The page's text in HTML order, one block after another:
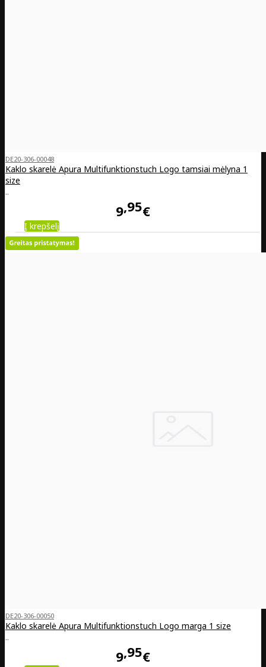
DE20-306-00048
Kaklo skarelė Apura Multifunktionstuch Logo tamsiai mėlyna 1
size
..
9 95€
Į krepšelį
DE20-306-00050
Kaklo skarelė Apura Multifunktionstuch Logo marga 1 size
..
9 95€